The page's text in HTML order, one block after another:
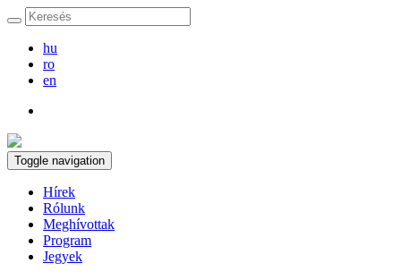
hu
ro
en
Toggle navigation
Hírek
Rólunk
Meghívottak
Program
Jegyek